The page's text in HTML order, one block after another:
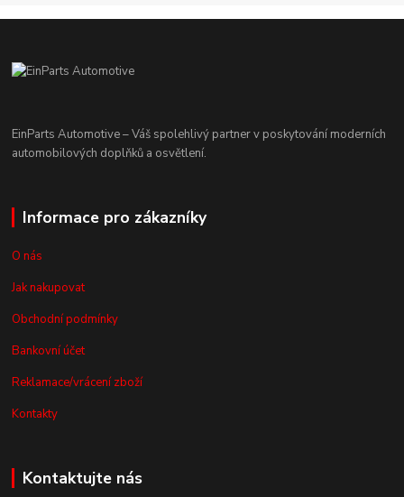
EinParts Automotive – Váš spolehlivý partner v poskytování moderních
automobilových doplňků a osvětlení.
Informace pro zákazníky
O nás
Jak nakupovat
Obchodní podmínky
Bankovní účet
Reklamace/vrácení zboží
Kontakty
Kontaktujte nás